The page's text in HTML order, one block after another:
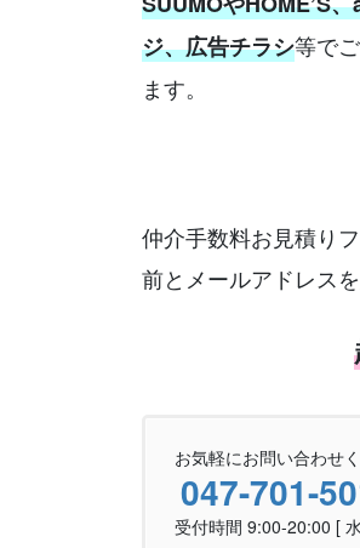
ジ、広告チラシ等で
ます。
仲介手数料お見積り
前とメールアドレス
お気軽にお問い合わせく
047-701-
受付時間 9:00-20:00 [